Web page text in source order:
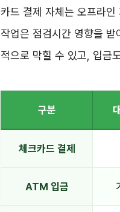
카드 결제 자체는 오프라
작업은 점검시간 영향을
적으로 막힐 수 있고, 입금
구분
체크카드 결제
ATM 입금